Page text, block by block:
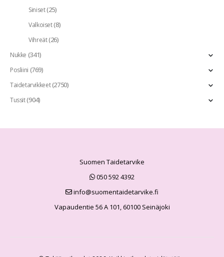
Siniset(25)
Valkoiset(8)
Vihreät(26)
Nukke (341)
Posliini (769)
Taidetarvikkeet(2750)
Tussit(904)
Suomen Taidetarvike
050 592 4392
info@suomentaidetarvike.fi
Vapaudentie 56 A 101, 60100 Seinäjoki